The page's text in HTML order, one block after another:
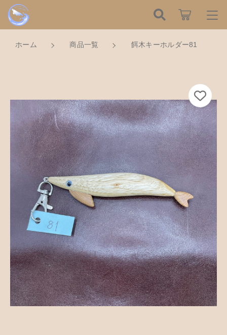
ホーム 商品一覧 餌木キーホルダー81
カートに商品を追加しました
750円（税込）
ショッピングを続ける
カートを確認する
ログイン / 会員登録
お気に入り
新着商品から探す
Tomorrow is a new dayについて
ショッピングガイド
お知らせ
ブログ
お問い合わせ
ハンドメイドの餌木（エギ）
餌木キーホルダー
木工アクセサリー
木工小物
革製品
アクセサリー
木工ペット用品
樹脂粘土
こだわり検索
価格帯
～
在庫あり セール
並び順